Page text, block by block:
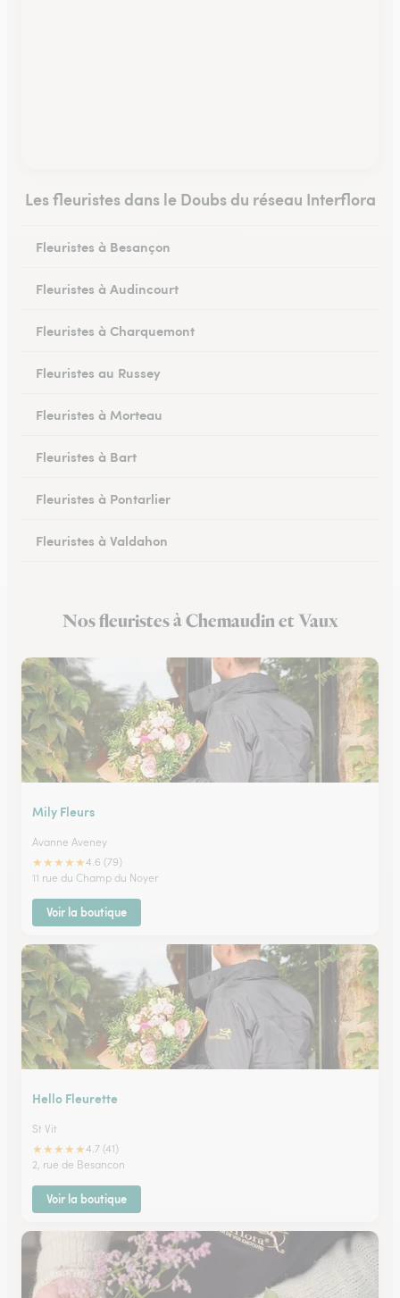
Les fleuristes dans le Doubs du réseau Interflora
Fleuristes à Besançon
Fleuristes à Audincourt
Fleuristes à Charquemont
Fleuristes au Russey
Fleuristes à Morteau
Fleuristes à Bart
Fleuristes à Pontarlier
Fleuristes à Valdahon
Fleuristes à Avanne-Aveney
Nos fleuristes à Chemaudin et Vaux
Mily Fleurs
Avanne Aveney
★★★★★4.6 (79)
11 rue du Champ du Noyer
Voir la boutique
Hello Fleurette
St Vit
★★★★★4.7 (41)
2, rue de Besancon
Voir la boutique